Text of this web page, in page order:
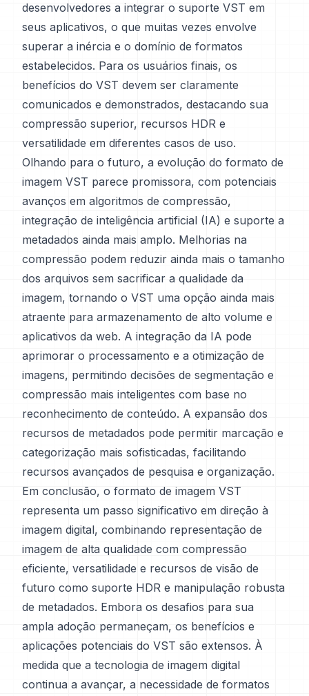
desenvolvedores a integrar o suporte VST em
seus aplicativos, o que muitas vezes envolve
superar a inércia e o domínio de formatos
estabelecidos. Para os usuários finais, os
benefícios do VST devem ser claramente
comunicados e demonstrados, destacando sua
compressão superior, recursos HDR e
versatilidade em diferentes casos de uso.
Olhando para o futuro, a evolução do formato de
imagem VST parece promissora, com potenciais
avanços em algoritmos de compressão,
integração de inteligência artificial (IA) e suporte a
metadados ainda mais amplo. Melhorias na
compressão podem reduzir ainda mais o tamanho
dos arquivos sem sacrificar a qualidade da
imagem, tornando o VST uma opção ainda mais
atraente para armazenamento de alto volume e
aplicativos da web. A integração da IA pode
aprimorar o processamento e a otimização de
imagens, permitindo decisões de segmentação e
compressão mais inteligentes com base no
reconhecimento de conteúdo. A expansão dos
recursos de metadados pode permitir marcação e
categorização mais sofisticadas, facilitando
recursos avançados de pesquisa e organização.
Em conclusão, o formato de imagem VST
representa um passo significativo em direção à
imagem digital, combinando representação de
imagem de alta qualidade com compressão
eficiente, versatilidade e recursos de visão de
futuro como suporte HDR e manipulação robusta
de metadados. Embora os desafios para sua
ampla adoção permaneçam, os benefícios e
aplicações potenciais do VST são extensos. À
medida que a tecnologia de imagem digital
continua a avançar, a necessidade de formatos